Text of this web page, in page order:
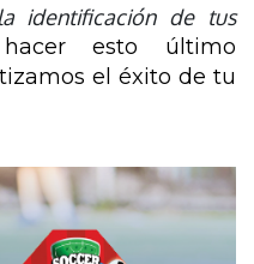
identificación de tus
esto último
el éxito de tu